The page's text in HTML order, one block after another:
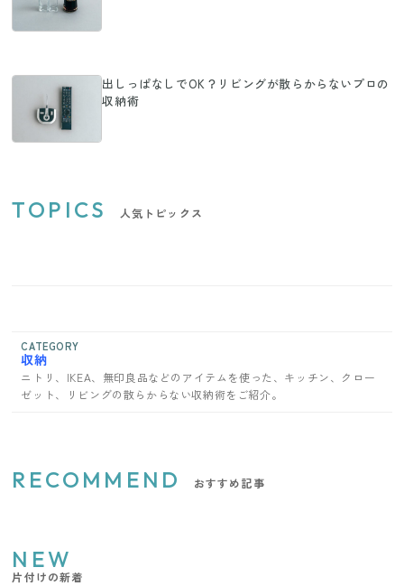
出しっぱなしでOK？リビングが散らからないプロの
収納術
TOPICS 人気トピックス
CATEGORY
収納
ニトリ、IKEA、無印良品などのアイテムを使った、キッチン、クロー
ゼット、リビングの散らからない収納術をご紹介。
RECOMMEND おすすめ記事
NEW
片付けの新着